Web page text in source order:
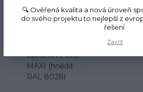
🔍 Ověřená kvalita a nová úroveň
do svého projektu to nejlepší z
řešení.
Zavřít